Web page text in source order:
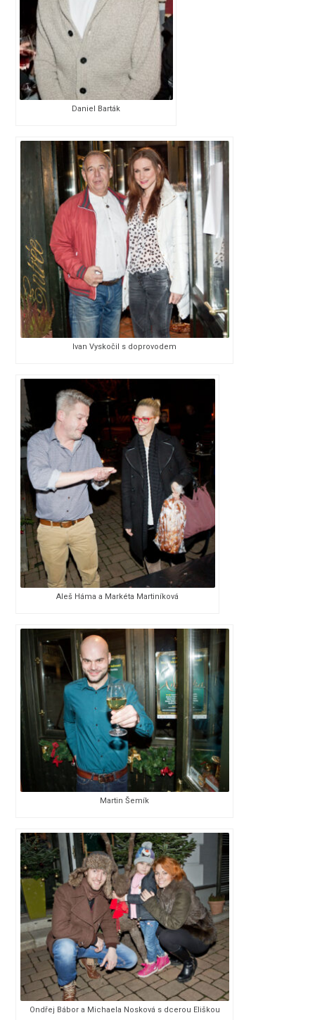
Daniel Barták
Ivan Vyskočil s doprovodem
Aleš Háma a Markéta Martiníková
Martin Šemík
Ondřej Bábor a Michaela Nosková s dcerou Eliškou